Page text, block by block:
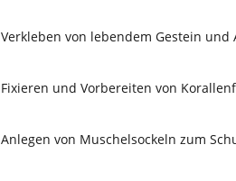
Verkleben von lebendem Gestein
Fixieren und Vorbereiten von
Anlegen von Muschelsockeln zum